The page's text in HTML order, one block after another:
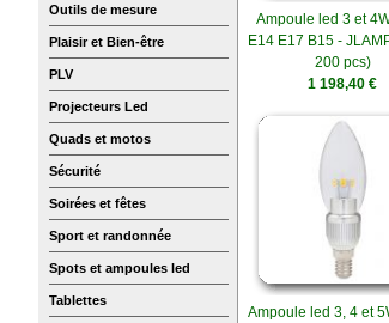
Outils de mesure
Plaisir et Bien-être
PLV
Projecteurs Led
Quads et motos
Sécurité
Soirées et fêtes
Sport et randonnée
Spots et ampoules led
Tablettes
Ampoule led 3 et
E14 E17 B15 -
200 pcs)
1 198,40 €
Ampoule led 3, 4 et